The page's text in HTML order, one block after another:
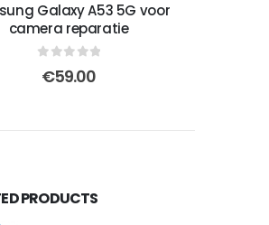
Galaxy A53 5G voor
camera reparatie
out of 5
€59.00
PRODUCTS